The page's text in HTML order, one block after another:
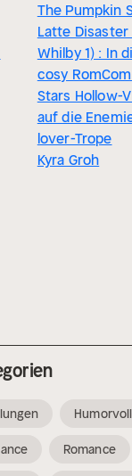
The Pumpkin
Latte
Whilby 1) : In
cosy
Stars Hollow-
auf die
lover-Trope
Kyra Groh
Romance